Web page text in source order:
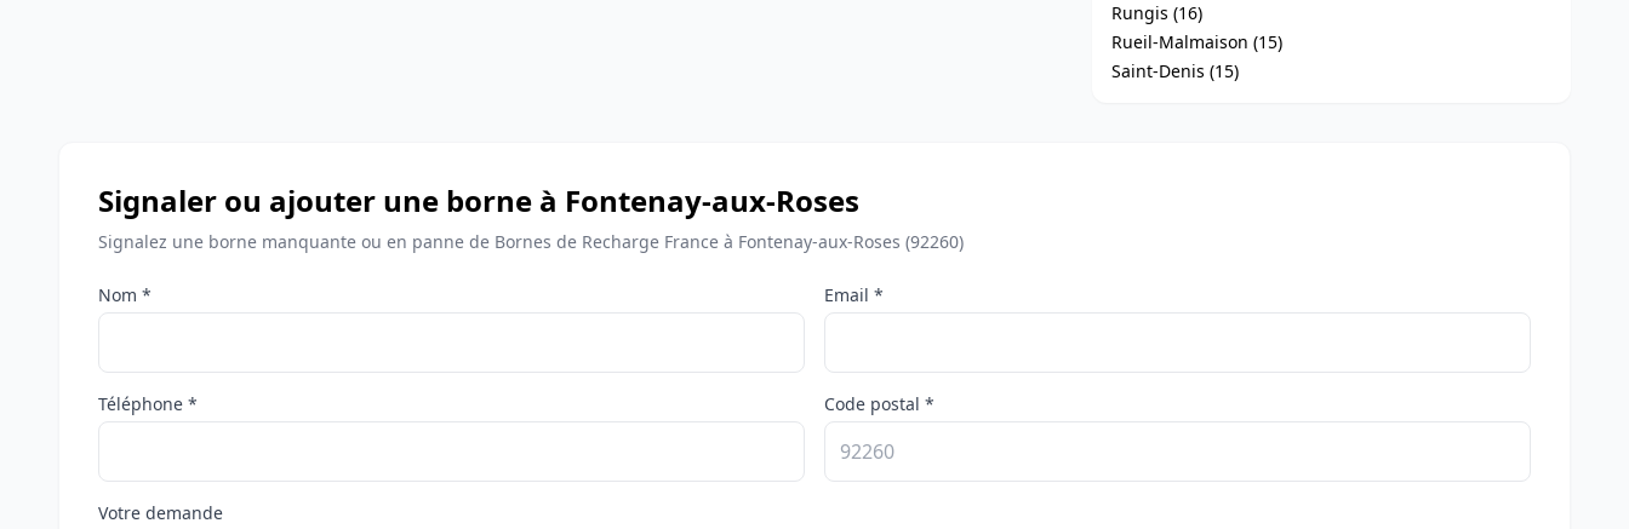
Rungis (16)
Rueil-Malmaison (15)
Saint-Denis (15)
Signaler ou ajouter une borne à Fontenay-aux-Roses
Signalez une borne manquante ou en panne de Bornes de Recharge France à Fontenay-aux-Roses (92260)
Nom * Email *
Téléphone * Code postal *
Votre demande